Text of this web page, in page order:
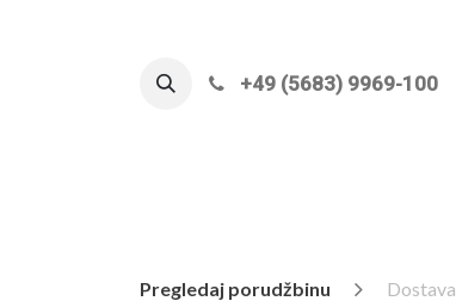
+49 (5683) 9969-100
Pregledaj porudžbinu Dostava